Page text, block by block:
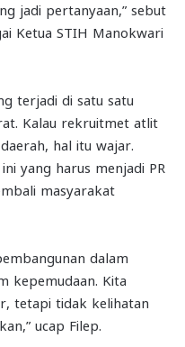
jadi pertanyaan,” sebut
Ketua STIH Manokwari
terjadi di satu satu
Kalau rekruitmet atlit
hal itu wajar.
yang harus menjadi PR
masyarakat
dalam
kepemudaan. Kita
tetapi tidak kelihatan
ucap Filep.